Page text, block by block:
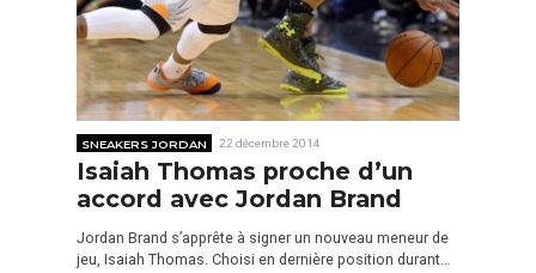
SNEAKERS JORDAN 22 décembre 2014
Isaiah Thomas proche d’un
accord avec Jordan Brand
Jordan Brand s’apprête à signer un nouveau meneur de
jeu, Isaiah Thomas. Choisi en dernière position durant…